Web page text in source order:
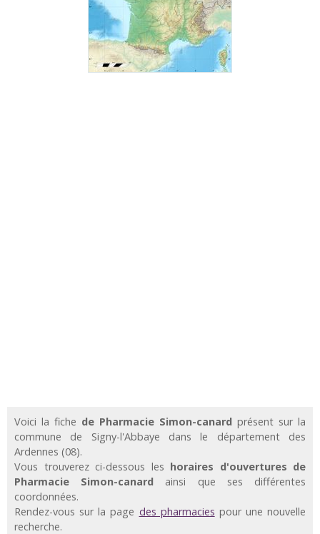
Voici la fiche de Pharmacie Simon-canard présent sur la
commune de Signy-l'Abbaye dans le département des
Ardennes (08).
Vous trouverez ci-dessous les horaires d'ouvertures de
Pharmacie Simon-canard ainsi que ses différentes
coordonnées.
Rendez-vous sur la page des pharmacies pour une nouvelle
recherche.